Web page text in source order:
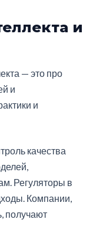
и
— это про
и
и
качества
Регуляторы в
Компании,
получают